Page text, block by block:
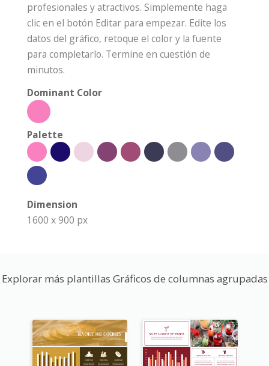
profesionales y atractivos. Simplemente haga
clic en el botón Editar para empezar. Edite los
datos del gráfico, retoque el color y la fuente
para completarlo. Termine en cuestión de
minutos.
Dominant Color
Palette
Dimension
1600 x 900 px
Explorar más plantillas Gráficos de columnas agrupadas